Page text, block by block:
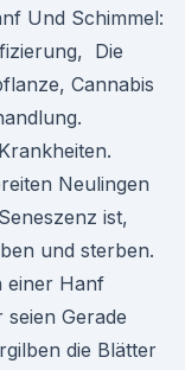
Und Schimmel:
Die
Cannabis
Neulingen
ist,
und sterben.
einer Hanf
Gerade
die Blätter